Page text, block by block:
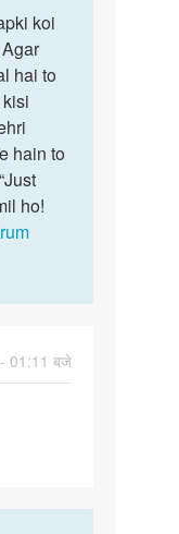
koi
hai to
hain to
ho!
01:11 बजे